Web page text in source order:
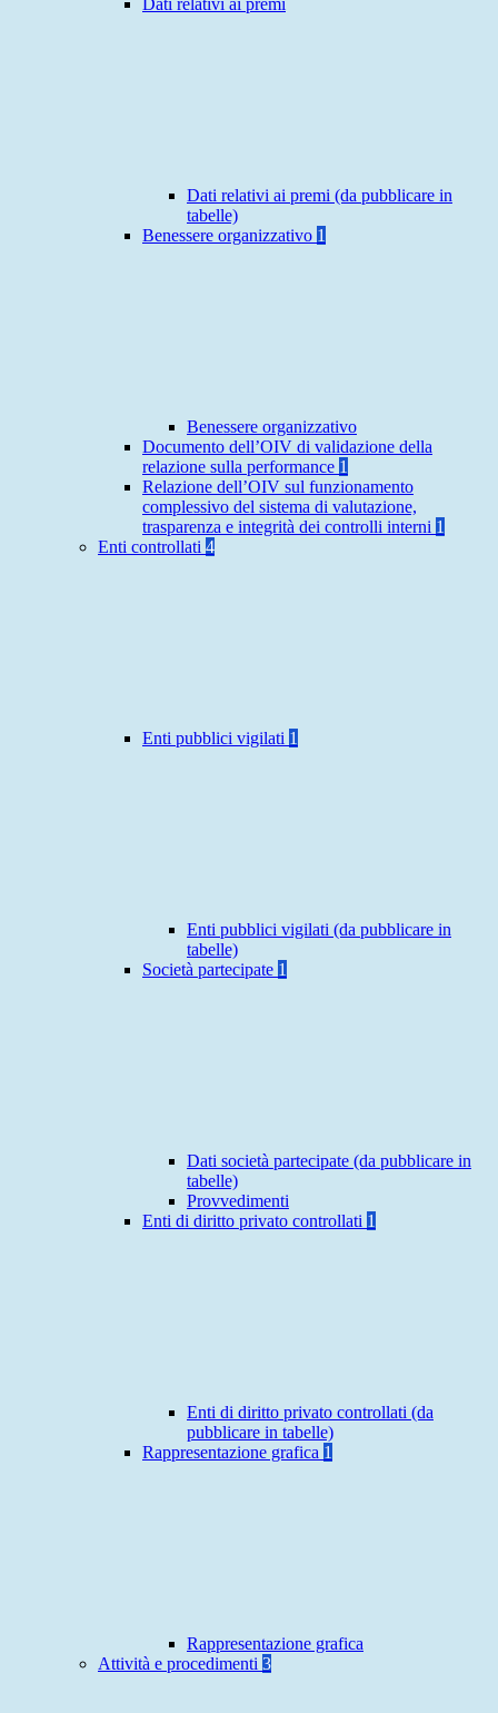
Dati relativi ai premi
Dati relativi ai premi (da pubblicare in
tabelle)
Benessere organizzativo 1
Benessere organizzativo
Documento dell’OIV di validazione della
relazione sulla performance 1
Relazione dell’OIV sul funzionamento
complessivo del sistema di valutazione,
trasparenza e integrità dei controlli interni 1
Enti controllati 4
Enti pubblici vigilati 1
Enti pubblici vigilati (da pubblicare in
tabelle)
Società partecipate 1
Dati società partecipate (da pubblicare in
tabelle)
Provvedimenti
Enti di diritto privato controllati 1
Enti di diritto privato controllati (da
pubblicare in tabelle)
Rappresentazione grafica 1
Rappresentazione grafica
Attività e procedimenti 3